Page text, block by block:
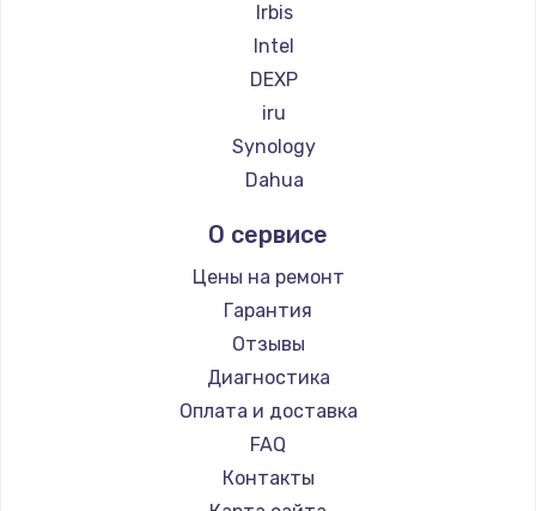
Irbis
Intel
DEXP
iru
Synology
Dahua
О сервисе
Цены на ремонт
Гарантия
Отзывы
Диагностика
Оплата и доставка
FAQ
Контакты